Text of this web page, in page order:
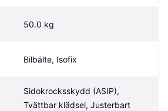
50.0 kg
Bilbälte, Isofix
Sidokrocksskydd (ASIP),
Tvättbar klädsel, Justerbart